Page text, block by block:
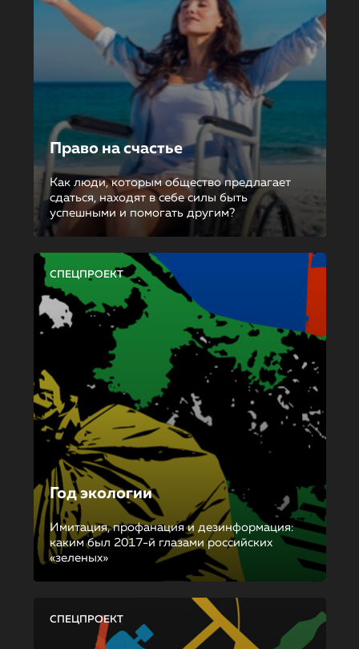
Право на счастье
Как люди, которым общество предлагает
сдаться, находят в себе силы быть
успешными и помогать другим?
СПЕЦПРОЕКТ
Год экологии
Имитация, профанация и дезинформация:
каким был 2017-й глазами российских
«зеленых»
СПЕЦПРОЕКТ